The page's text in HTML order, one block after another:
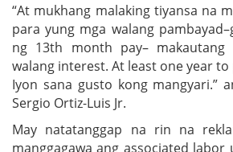
“At mukhang malaking tiyansa na
para yung mga walang
ng 13th month pay– makautang
walang interest. At least one year to
Iyon sana gusto kong mangyari.”
Sergio Ortiz-Luis Jr.
May natatanggap na rin na
manggagawa ang associated